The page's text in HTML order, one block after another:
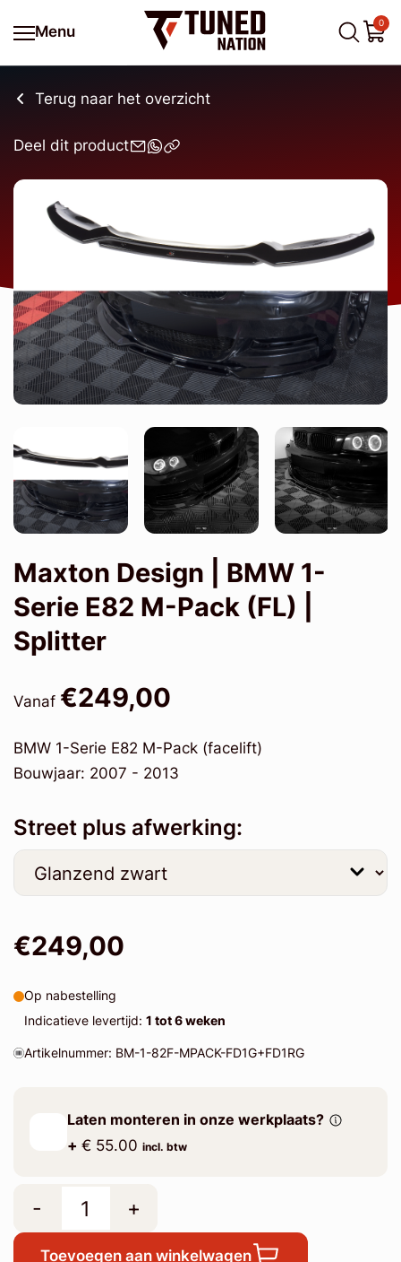
Menu
0
Terug naar het overzicht
Deel dit product
Maxton Design | BMW 1-
Serie E82 M-Pack (FL) |
Splitter
Vanaf €249,00
BMW 1-Serie E82 M-Pack (facelift)
Bouwjaar: 2007 - 2013
Street plus afwerking:
€249,00
Op nabestelling
Indicatieve levertijd: 1 tot 6 weken
Artikelnummer: BM-1-82F-MPACK-FD1G+FD1RG
Laten monteren in onze werkplaats?
+ € 55.00 incl. btw
- +
Toevoegen aan winkelwagen